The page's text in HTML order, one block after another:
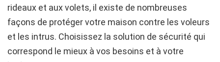
rideaux et aux volets, il existe de nombreuses
façons de protéger votre maison contre les voleurs
et les intrus. Choisissez la solution de sécurité qui
correspond le mieux à vos besoins et à votre